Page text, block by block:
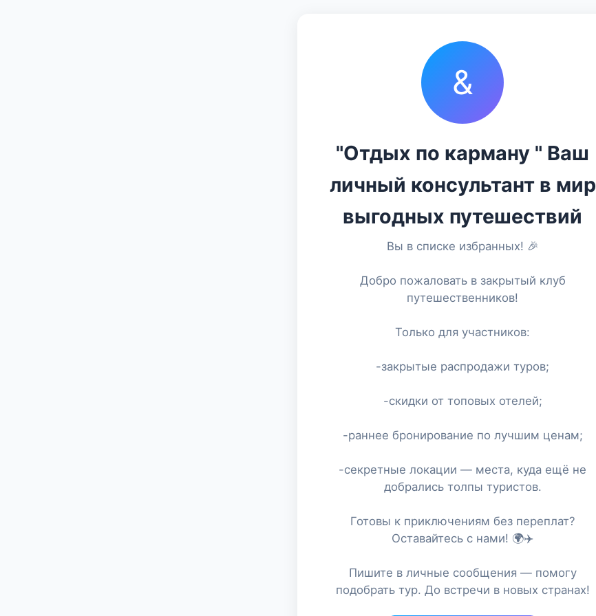
&
"Отдых по карману " Ваш
личный консультант в мир
выгодных путешествий
Вы в списке избранных! 🎉
Добро пожаловать в закрытый клуб
путешественников!
Только для участников:
-закрытые распродажи туров;
-скидки от топовых отелей;
-раннее бронирование по лучшим ценам;
-секретные локации — места, куда ещё не
добрались толпы туристов.
Готовы к приключениям без переплат?
Оставайтесь с нами! 🌍✈️
Пишите в личные сообщения — помогу
подобрать тур. До встречи в новых странах!